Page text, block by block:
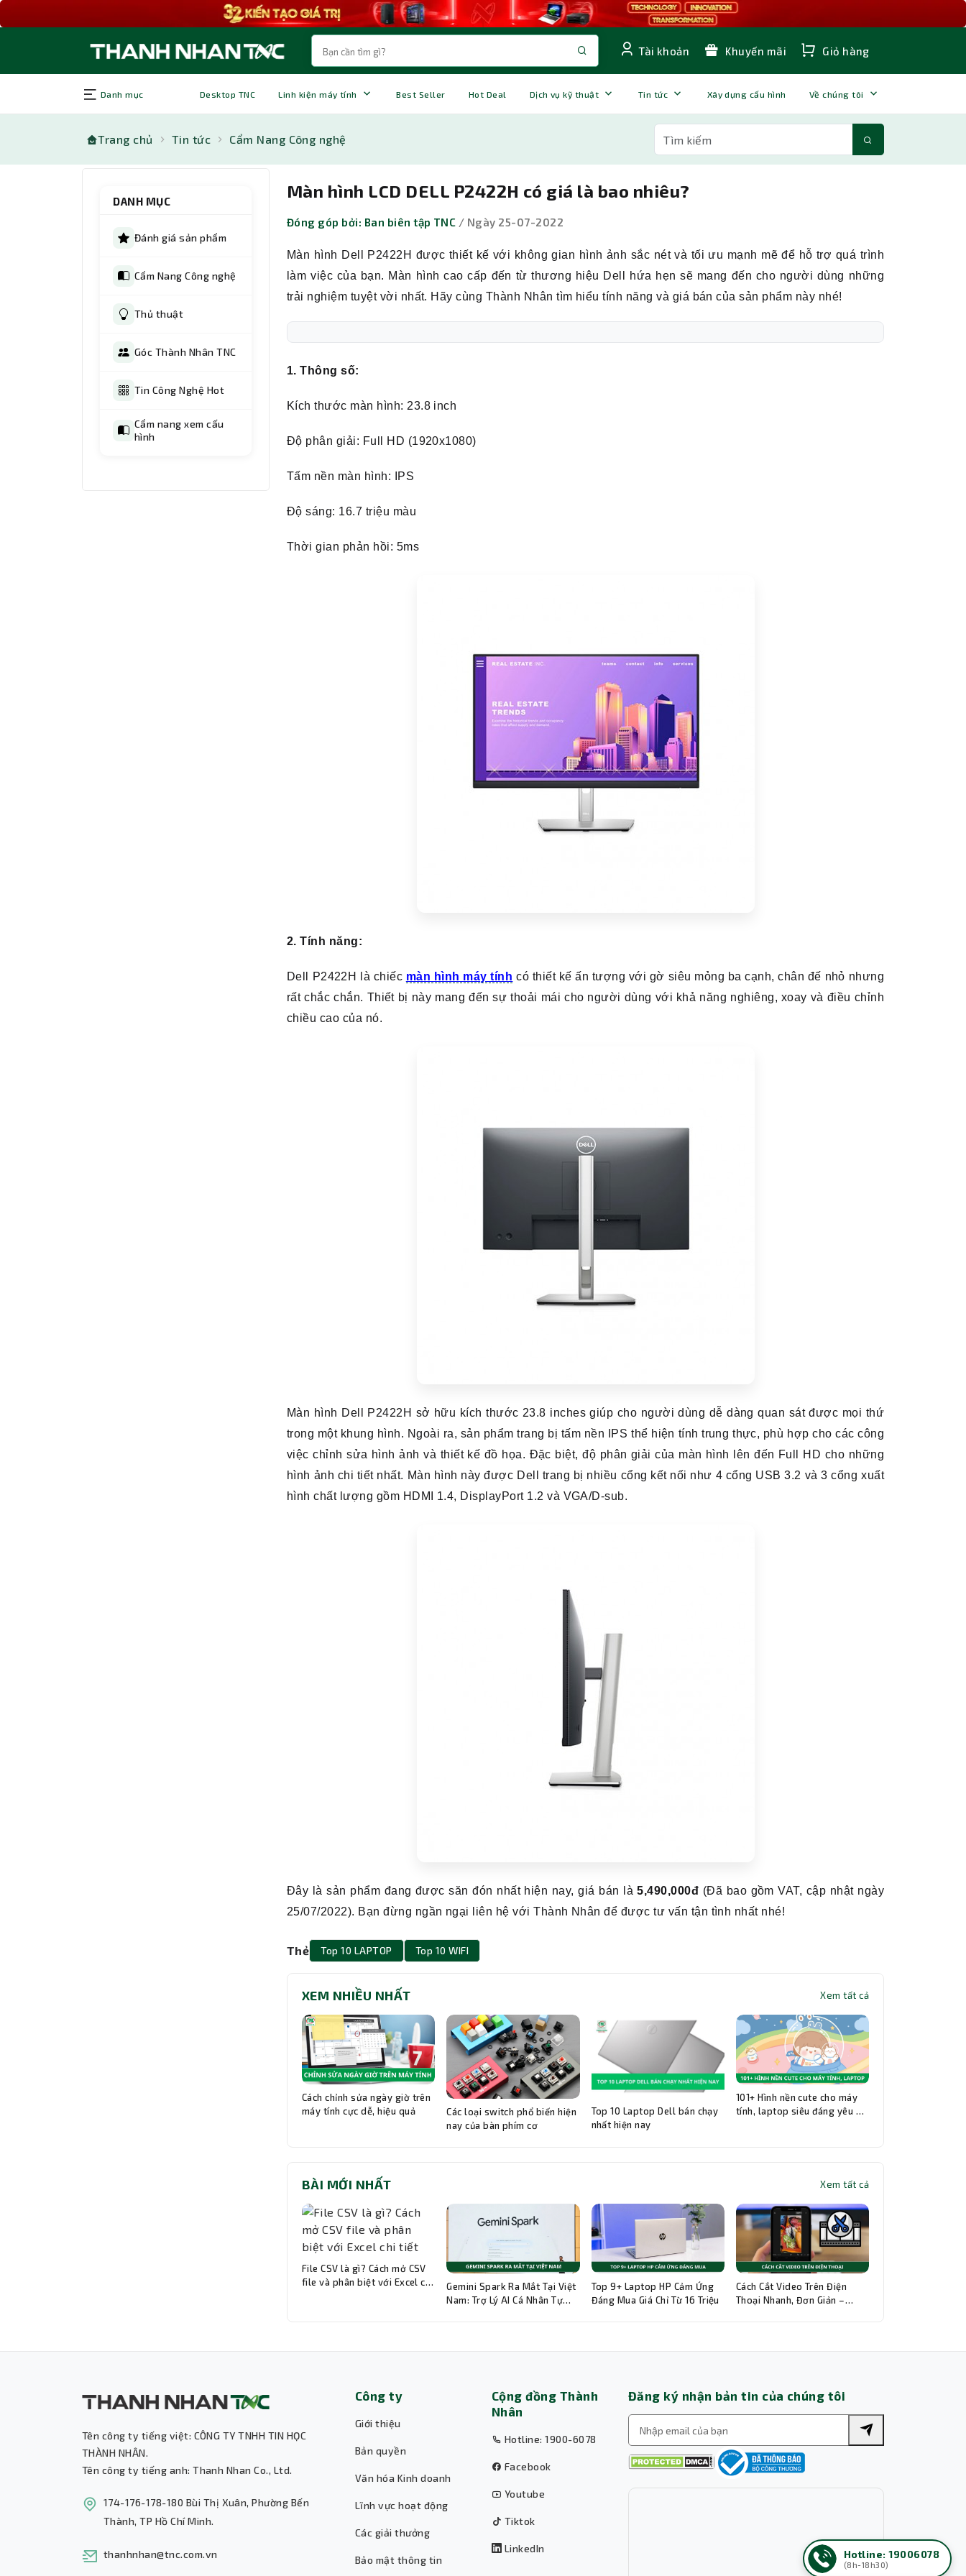
Tài khoản Khuyến mãi Giỏ hàng
Danh mục Desktop TNC Linh kiện máy tính Best Seller Hot Deal Dịch vụ kỹ thuật Tin tức Xây dựng cấu hình Về chúng tôi
Trang chủ Tin tức Cẩm Nang Công nghệ
DANH MỤC
Đánh giá sản phẩm
Cẩm Nang Công nghệ
Thủ thuật
Góc Thành Nhân TNC
Tin Công Nghệ Hot
Cẩm nang xem cấu
hình
Màn hình LCD DELL P2422H có giá là bao nhiêu?
Đóng góp bởi: Ban biên tập TNC / Ngày 25-07-2022
Màn hình Dell P2422H được thiết kế với không gian hình ảnh sắc nét và tối ưu mạnh mẽ để hỗ trợ quá trình
làm việc của bạn. Màn hình cao cấp đến từ thương hiệu Dell hứa hẹn sẽ mang đến cho người dùng những
trải nghiệm tuyệt vời nhất. Hãy cùng Thành Nhân tìm hiểu tính năng và giá bán của sản phẩm này nhé!
1. Thông số:
Kích thước màn hình: 23.8 inch
Độ phân giải: Full HD (1920x1080)
Tấm nền màn hình: IPS
Độ sáng: 16.7 triệu màu
Thời gian phản hồi: 5ms
2. Tính năng:
Dell P2422H là chiếc màn hình máy tính có thiết kế ấn tượng với gờ siêu mỏng ba cạnh, chân đế nhỏ nhưng
rất chắc chắn. Thiết bị này mang đến sự thoải mái cho người dùng với khả năng nghiêng, xoay và điều chỉnh
chiều cao của nó.
Màn hình Dell P2422H sở hữu kích thước 23.8 inches giúp cho người dùng dễ dàng quan sát được mọi thứ
trong một khung hình. Ngoài ra, sản phẩm trang bị tấm nền IPS thể hiện tính trung thực, phù hợp cho các công
việc chỉnh sửa hình ảnh và thiết kế đồ họa. Đặc biệt, độ phân giải của màn hình lên đến Full HD cho những
hình ảnh chi tiết nhất. Màn hình này được Dell trang bị nhiều cổng kết nối như 4 cổng USB 3.2 và 3 cổng xuất
hình chất lượng gồm HDMI 1.4, DisplayPort 1.2 và VGA/D-sub.
Đây là sản phẩm đang được săn đón nhất hiện nay, giá bán là5,490,000đ (Đã bao gồm VAT, cập nhật ngày
25/07/2022). Bạn đừng ngần ngại liên hệ với Thành Nhân để được tư vấn tận tình nhất nhé!
Thẻ Top 10 LAPTOP Top 10 WIFI
XEM NHIỀU NHẤT Xem tất cả
Cách chỉnh sửa ngày giờ trên
máy tính cực dễ, hiệu quả
Các loại switch phổ biến hiện
nay của bàn phím cơ
Top 10 Laptop Dell bán chạy
nhất hiện nay
101+ Hình nền cute cho máy
tính, laptop siêu đáng yêu và
BÀI MỚI NHẤT Xem tất cả
File CSV là gì? Cách mở CSV
file và phân biệt với Excel chi
Gemini Spark Ra Mắt Tại Việt
Nam: Trợ Lý AI Cá Nhân Tự
Top 9+ Laptop HP Cảm Ứng
Đáng Mua Giá Chỉ Từ 16 Triệu
Cách Cắt Video Trên Điện
Thoại Nhanh, Đơn Giản –
Tên công ty tiếng việt: CÔNG TY TNHH TIN HỌC
THÀNH NHÂN.
Tên công ty tiếng anh: Thanh Nhan Co., Ltd.
174-176-178-180 Bùi Thị Xuân, Phường Bến
Thành, TP Hồ Chí Minh.
thanhnhan@tnc.com.vn
Công ty
Giới thiệu
Bản quyền
Văn hóa Kinh doanh
Lĩnh vực hoạt động
Các giải thưởng
Bảo mật thông tin
Cộng đồng Thành
Nhân
Hotline: 1900-6078
Facebook
Youtube
Tiktok
LinkedIn
Đăng ký nhận bản tin của chúng tôi
Hotline: 19006078
(8h-18h30)
Thành Nhân TNC
Trợ lý AI • Phản hồi tức thì